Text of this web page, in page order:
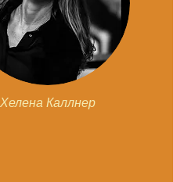
Хелена Каллнер